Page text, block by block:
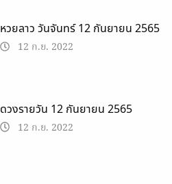
หวยลาว วันจันทร์ 12 กันยายน 2565
12 ก.ย. 2022
ดวงรายวัน 12 กันยายน 2565
12 ก.ย. 2022